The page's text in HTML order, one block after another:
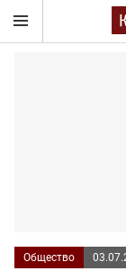
Общество